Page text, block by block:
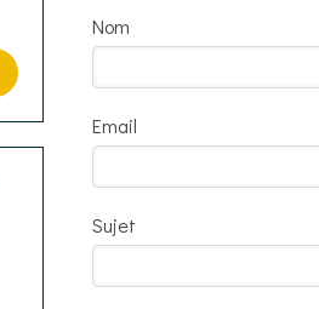
Nom
Email
Sujet